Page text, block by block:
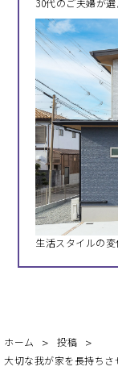
生活スタイルの
ホーム
投稿
大切な我が家を長持ち